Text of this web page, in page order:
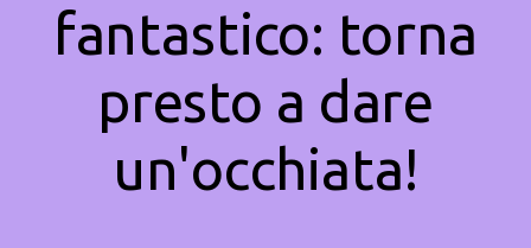
fantastico: torna
presto a dare
un'occhiata!